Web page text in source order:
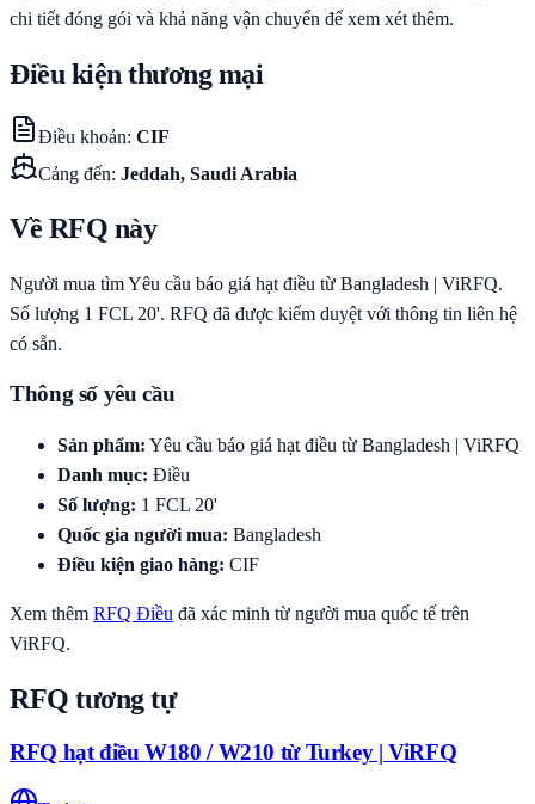
chi tiết đóng gói và khả năng vận chuyển để xem xét thêm.
Điều kiện thương mại
Điều khoản: CIF
Cảng đến: Jeddah, Saudi Arabia
Về RFQ này
Người mua tìm Yêu cầu báo giá hạt điều từ Bangladesh | ViRFQ.
Số lượng 1 FCL 20'. RFQ đã được kiểm duyệt với thông tin liên hệ
có sẵn.
Thông số yêu cầu
Sản phẩm: Yêu cầu báo giá hạt điều từ Bangladesh | ViRFQ
Danh mục: Điều
Số lượng: 1 FCL 20'
Quốc gia người mua: Bangladesh
Điều kiện giao hàng: CIF
Xem thêm RFQ Điều đã xác minh từ người mua quốc tế trên
ViRFQ.
RFQ tương tự
RFQ hạt điều W180 / W210 từ Turkey | ViRFQ